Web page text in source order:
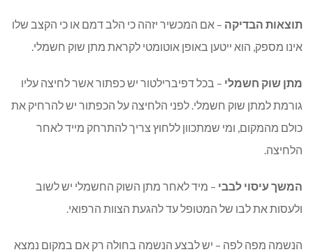
תוצאות הבדיקה – אם המכשיר יזהה כי הלב דמם או כי הקצב שלו
אינו מספק, הוא ייטען באופן אוטומטי לקראת מתן שוק חשמלי.
מתן שוק חשמלי – בכל דפיברילטור יש כפתור אשר לחיצה עליו
גורמת למתן שוק חשמלי. לפני הלחיצה על הכפתור יש להרחיק את
כולם מהמקום, ומי שמתכוון ללחוץ צריך להתרחק מייד לאחר
הלחיצה.
המשך עיסוי לבבי – מיד לאחר מתן השוק החשמלי יש לשוב
ולעסות את לבו של המטופל עד להגעת הצוות הרפואי.
הנשמה מפה לפה – יש לבצע הנשמה בחולה רק אם במקום נמצא